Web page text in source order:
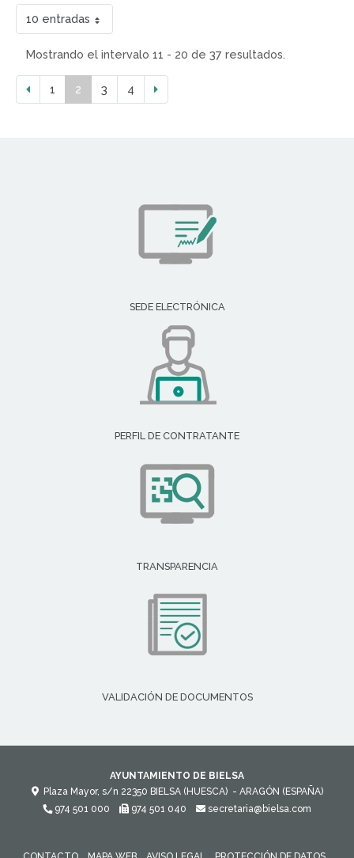
10 entradas
Mostrando el intervalo 11 - 20 de 37 resultados.
1 2 3 4
SEDE ELECTRÓNICA
PERFIL DE CONTRATANTE
TRANSPARENCIA
VALIDACIÓN DE DOCUMENTOS
AYUNTAMIENTO DE BIELSA
Plaza Mayor, s/n 22350 BIELSA (HUESCA) - ARAGÓN (ESPAÑA)
974 501 000
974 501 040 secretaria@bielsa.com